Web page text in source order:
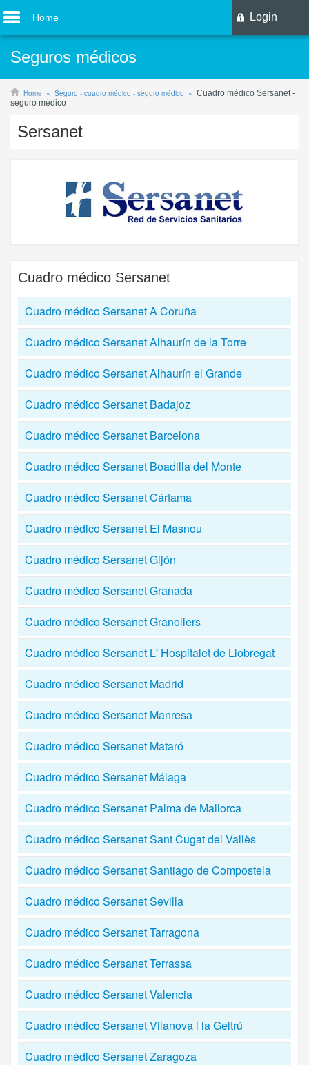
Home Login
Seguros médicos
Home Seguro - cuadro médico - seguro médico
Cuadro médico Sersanet -
seguro médico
Sersanet
Cuadro médico Sersanet
Cuadro médico Sersanet A Coruña
Cuadro médico Sersanet Alhaurín de la Torre
Cuadro médico Sersanet Alhaurín el Grande
Cuadro médico Sersanet Badajoz
Cuadro médico Sersanet Barcelona
Cuadro médico Sersanet Boadilla del Monte
Cuadro médico Sersanet Cártama
Cuadro médico Sersanet El Masnou
Cuadro médico Sersanet Gijón
Cuadro médico Sersanet Granada
Cuadro médico Sersanet Granollers
Cuadro médico Sersanet L' Hospitalet de Llobregat
Cuadro médico Sersanet Madrid
Cuadro médico Sersanet Manresa
Cuadro médico Sersanet Mataró
Cuadro médico Sersanet Málaga
Cuadro médico Sersanet Palma de Mallorca
Cuadro médico Sersanet Sant Cugat del Vallès
Cuadro médico Sersanet Santiago de Compostela
Cuadro médico Sersanet Sevilla
Cuadro médico Sersanet Tarragona
Cuadro médico Sersanet Terrassa
Cuadro médico Sersanet Valencia
Cuadro médico Sersanet Vilanova i la Geltrú
Cuadro médico Sersanet Zaragoza